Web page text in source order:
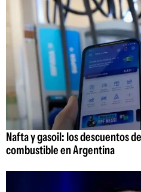
Nafta y gasoil: los descuentos
combustible en Argentina